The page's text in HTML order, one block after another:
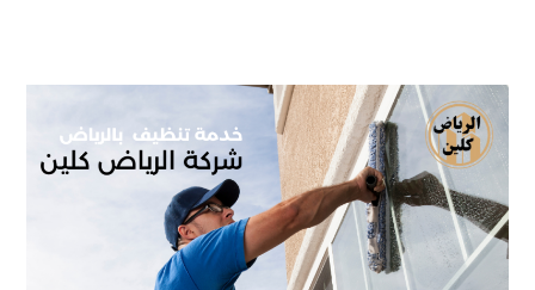
شركة
التنظيف
الشامل
بالرياض